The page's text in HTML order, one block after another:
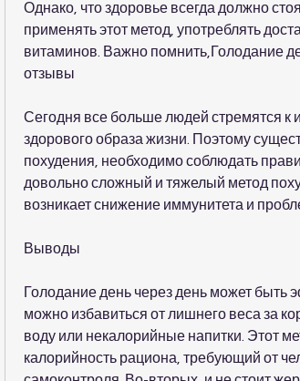
Однако, что здоровье всегда должно
применять этот метод, употреблять
витаминов. Важно помнить,Голодание
отзывы
Сегодня все больше людей стремятся к
здорового образа жизни. Поэтому
похудения, необходимо соблюдать
довольно сложный и тяжелый метод
возникает снижение иммунитета и
Выводы
Голодание день через день может
можно избавиться от лишнего веса за
воду или некалорийные напитки. Этот
калорийность рациона, требующий от